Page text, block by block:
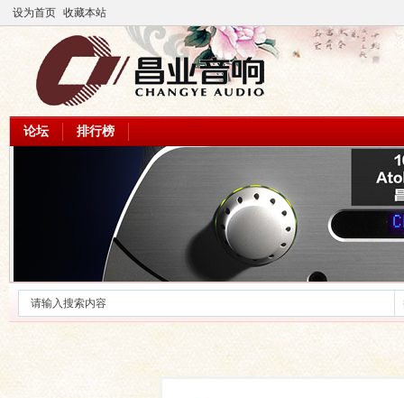
设为首页 收藏本站
论坛 排行榜